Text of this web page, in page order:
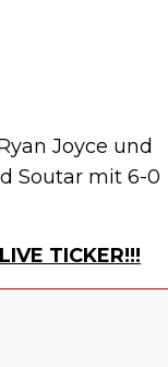
Joyce und
Soutar mit 6-0
TICKER!!!